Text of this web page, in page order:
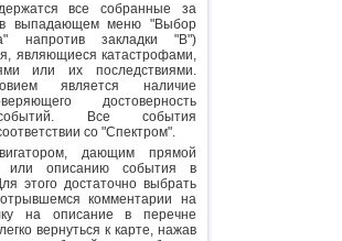
все собранные за
выпадающем меню "Выбор
напротив закладки "В")
являющиеся катастрофами,
или их последствиями.
является наличие
достоверность
событий. Все события
со "Спектром".
дающим прямой
или описанию события в
этого достаточно выбрать
комментарии на
на описание в перечне
вернуться к карте, нажав